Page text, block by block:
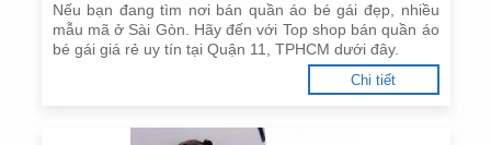
Nếu bạn đang tìm nơi bán quần áo bé gái đẹp, nhiều
mẫu mã ở Sài Gòn. Hãy đến với Top shop bán quần áo
bé gái giá rẻ uy tín tại Quận 11, TPHCM dưới đây.
Chi tiết